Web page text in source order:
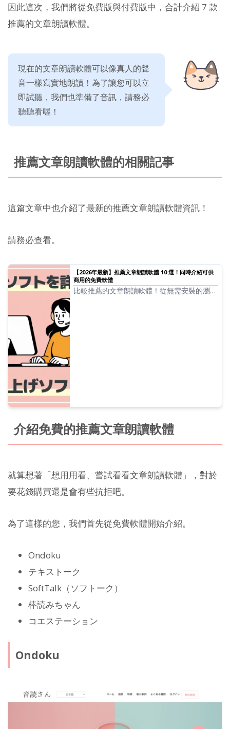
因此這次，我們將從免費版與付費版中，合計介紹 7 款
推薦的文章朗讀軟體。
現在的文章朗讀軟體可以像真人的聲
音一樣寫實地朗讀！為了讓您可以立
即試聽，我們也準備了音訊，請務必
聽聽看喔！
推薦文章朗讀軟體的相關記事
這篇文章中也介紹了最新的推薦文章朗讀軟體資訊！
請務必查看。
【2026年最新】推薦文章朗讀軟體 10 選！同時介紹可供
商用的免費軟體
比較推薦的文章朗讀軟體！從無需安裝的瀏覽
介紹免費的推薦文章朗讀軟體
就算想著「想用用看、嘗試看看文章朗讀軟體」，對於
要花錢購買還是會有些抗拒吧。
為了這樣的您，我們首先從免費軟體開始介紹。
Ondoku
テキストーク
SoftTalk（ソフトーク）
棒読みちゃん
コエステーション
Ondoku